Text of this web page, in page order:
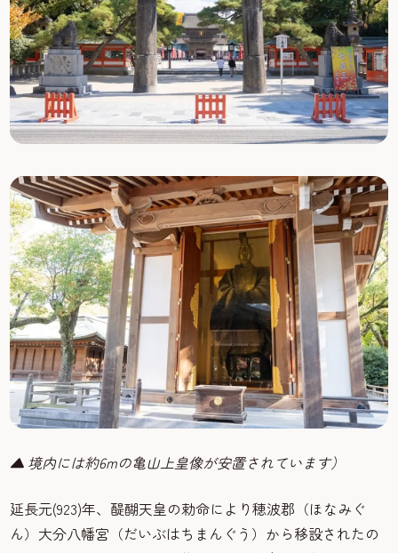
▲ 境内には約6mの亀山上皇像が安置されています）
延長元(923)年、醍醐天皇の勅命により穂波郡（ほなみぐ
ん）大分八幡宮（だいぶはちまんぐう）から移設されたの